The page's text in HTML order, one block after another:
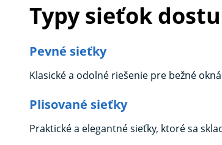
Typy sieťok
Pevné sieťky
Klasické a odolné riešenie pre bežné
Plisované sieťky
Praktické a elegantné sieťky, ktoré sa